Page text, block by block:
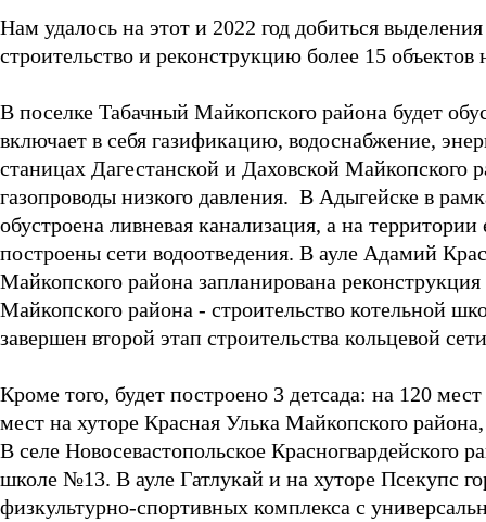
Нам удалось на этот и 2022 год добиться
строительство и реконструкцию более 15
В поселке Табачный Майкопского района будет
включает в себя газификацию, водоснабжение,
станицах Дагестанской и Даховской Майкопского
газопроводы низкого давления. В Адыгейске в
обустроена ливневая канализация, а на
построены сети водоотведения. В ауле Адамий
Майкопского района запланирована
Майкопского района - строительство котельной
завершен второй этап строительства кольцевой
Кроме того, будет построено 3 детсада: на 120
мест на хуторе Красная Улька Майкопского
В селе Новосевастопольское Красногвардейского
школе №13. В ауле Гатлукай и на хуторе Псекупс
физкультурно-спортивных комплекса с